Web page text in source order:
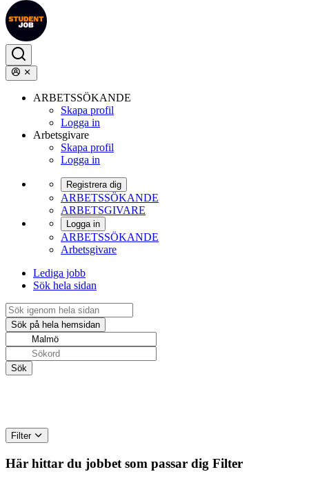
ARBETSSÖKANDE
Skapa profil
Logga in
Arbetsgivare
Skapa profil
Logga in
Registrera dig
ARBETSSÖKANDE
ARBETSGIVARE
Logga in
ARBETSSÖKANDE
Arbetsgivare
Lediga jobb
Sök hela sidan
Filter
Här hittar du jobbet som passar dig Filter